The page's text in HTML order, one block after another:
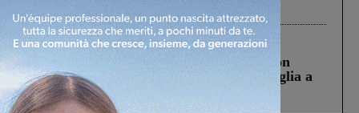
processo, lo stop ai sorpassi fra tir....
Cronaca 3 Agosto 2026
Scomparso da una struttura di Castiglion
Fiorentino l’uomo che aveva ucciso la figlia a
Levane nel 2020